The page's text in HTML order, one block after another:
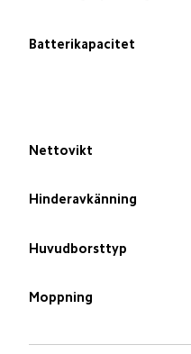
Batterikapacitet
Nettovikt
Hinderavkänning
Huvudborsttyp
Moppning